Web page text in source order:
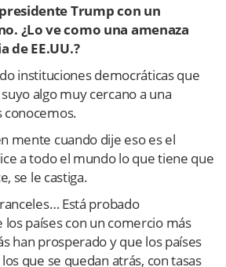
Trump con un
¿Lo ve como una amenaza
de EE.UU.?
instituciones democráticas que
algo muy cercano a una
conocemos.
mente cuando dije eso es el
a todo el mundo lo que tiene que
se le castiga.
Está probado
países con un comercio más
han prosperado y que los países
que se quedan atrás, con tasas